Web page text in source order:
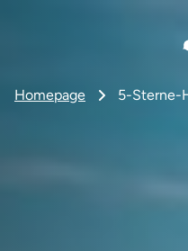
Homepage 5-Sterne-